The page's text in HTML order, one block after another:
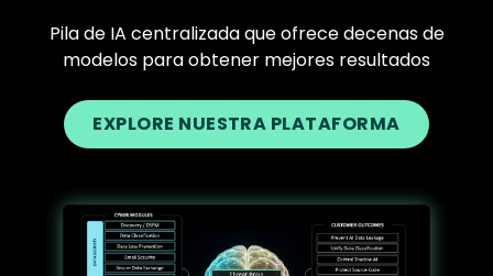
Pila de IA centralizada que ofrece decenas de
modelos para obtener mejores resultados
EXPLORE NUESTRA PLATAFORMA